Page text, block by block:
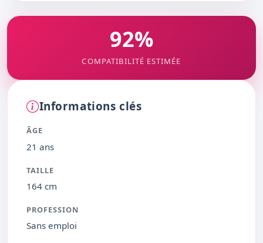
92%
COMPATIBILITÉ ESTIMÉE
Informations clés
ÂGE
21 ans
TAILLE
164 cm
PROFESSION
Sans emploi